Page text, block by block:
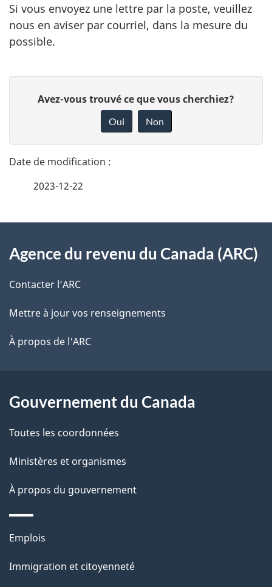
Si vous envoyez une lettre par la poste, veuillez
nous en aviser par courriel, dans la mesure du
possible.
t
a
l
s
l
a
a
g
e
n
o
t
r
e
é
t
a
t
i
n
s
r
c
Avez-vous trouvé ce que vous cherchiez?
Oui Non
2023-12-22
propos
de
ce
site
Agence du revenu du Canada (ARC)
Contacter l’ARC
Mettre à jour vos renseignements
À propos de l'ARC
Gouvernement du Canada
Toutes les coordonnées
Ministères et organismes
À propos du gouvernement
Thèmes
sujets
Emplois
Immigration et citoyenneté